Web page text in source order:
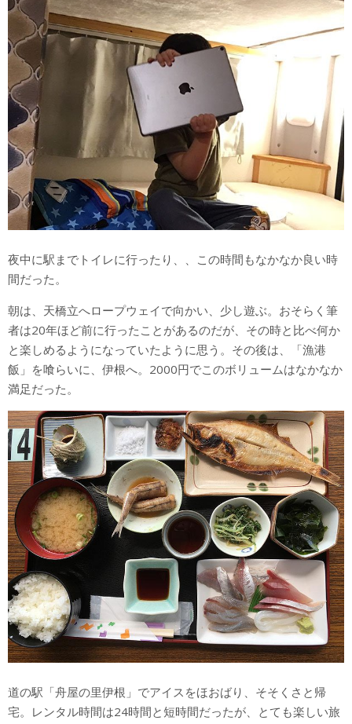
夜中に駅までトイレに行ったり、、この時間もなかなか良い時
間だった。
朝は、天橋立へロープウェイで向かい、少し遊ぶ。おそらく筆
者は20年ほど前に行ったことがあるのだが、その時と比べ何か
と楽しめるようになっていたように思う。その後は、「漁港
飯」を喰らいに、伊根へ。2000円でこのボリュームはなかなか
満足だった。
道の駅「舟屋の里伊根」でアイスをほおばり、そそくさと帰
宅。レンタル時間は24時間と短時間だったが、とても楽しい旅